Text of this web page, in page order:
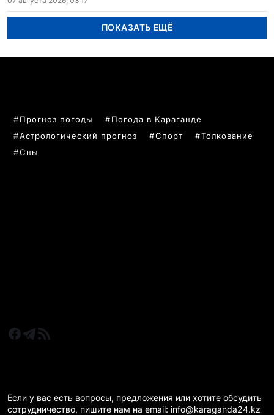
ПОКАЗАТЬ ЕЩЁ
Прогноз погоды
Погода в Караганде
Астрологический прогноз
Спорт
Толкование
Сны
Если у вас есть вопросы, предложения или хотите обсудить
сотрудничество, пишите нам на email: info@karaganda24.kz